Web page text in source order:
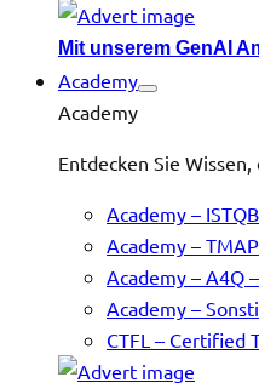
Mit unserem GenAI
Academy
Academy
Entdecken Sie
Academy – ISTQB
Academy – TMAP
Academy – A4Q
Academy –
CTFL – Certified